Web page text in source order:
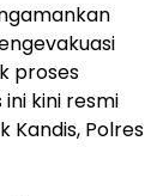
proses
kini resmi
Kandis, Polres